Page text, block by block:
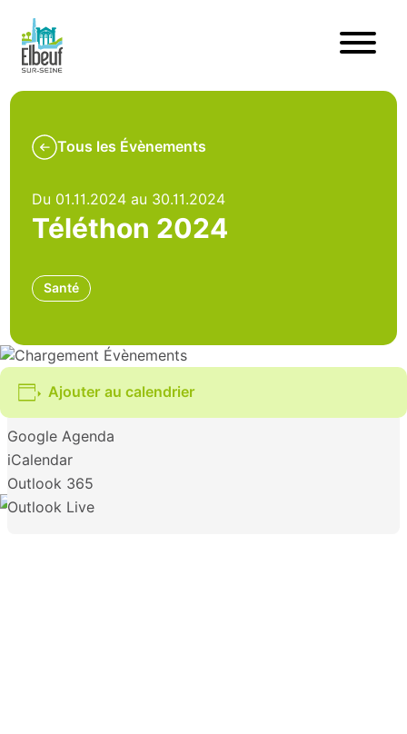
Tous les Évènements
Du 01.11.2024 au 30.11.2024
Téléthon 2024
Santé
Ajouter au calendrier
Google Agenda
iCalendar
Outlook 365
Outlook Live